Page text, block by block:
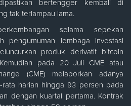
bertengger kembali di
tak terlampau lama.
selama sepekan
pengumuman lembaga investasi
produk derivatit bitcoin
pada 20 Juli CME atau
(CME) melaporkan adanya
rata harian hingga 93 persen pada
dengan kuartal pertama. Kontrak